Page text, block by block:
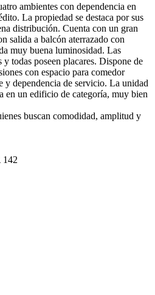
ambientes con dependencia en
La propiedad se destaca por sus
distribución. Cuenta con un gran
salida a balcón aterrazado con
muy buena luminosidad. Las
todas poseen placares. Dispone de
con espacio para comedor
y dependencia de servicio. La unidad
en un edificio de categoría, muy bien
buscan comodidad, amplitud y
142